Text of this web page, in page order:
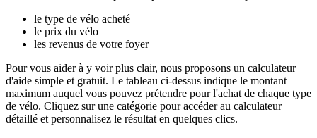
le type de vélo acheté
le prix du vélo
les revenus de votre foyer
Pour vous aider à y voir plus clair, nous proposons un calculateur
d'aide simple et gratuit. Le tableau ci-dessus indique le montant
maximum auquel vous pouvez prétendre pour l'achat de chaque type
de vélo. Cliquez sur une catégorie pour accéder au calculateur
détaillé et personnalisez le résultat en quelques clics.